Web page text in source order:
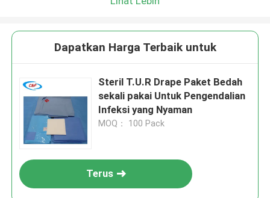
Dapatkan Harga Terbaik untuk
Steril T.U.R Drape Paket Bedah
sekali pakai Untuk Pengendalian
Infeksi yang Nyaman
MOQ： 100 Pack
Terus